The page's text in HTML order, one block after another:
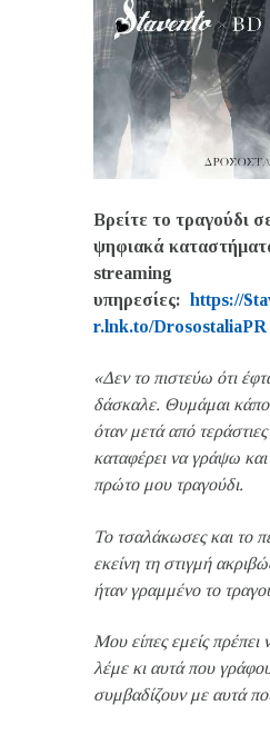
Βρείτε το τραγούδι
ψηφιακά
streaming
υπηρεσίες: https://
r.lnk.to/DrosostaliaPR
«Δεν το πιστεύω ότι
δάσκαλε. Θυμάμαι
όταν μετά από
καταφέρει να γράψω
πρώτο μου τραγούδι.
Το τσαλάκωσες και το
εκείνη τη στιγμή
ήταν γραμμένο το
Μου είπες εμείς πρέπει
λέμε κι αυτά που
συμβαδίζουν με αυτά